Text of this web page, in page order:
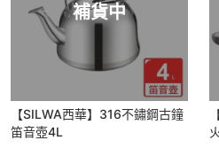
補貨中
【SILWA西華】316不鏽鋼古鐘
笛音壺4L